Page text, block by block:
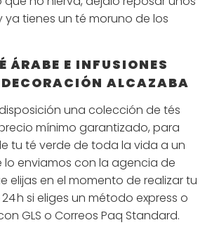
ya tienes un té moruno de los
ÁRABE E INFUSIONES
ALCAZABA
una colección de tés
mínimo garantizado, para
tu té verde de toda la vida a un
lo enviamos con la agencia de
elijas en el momento de realizar tu
h si eliges un método express o
GLS o Correos Paq Standard.